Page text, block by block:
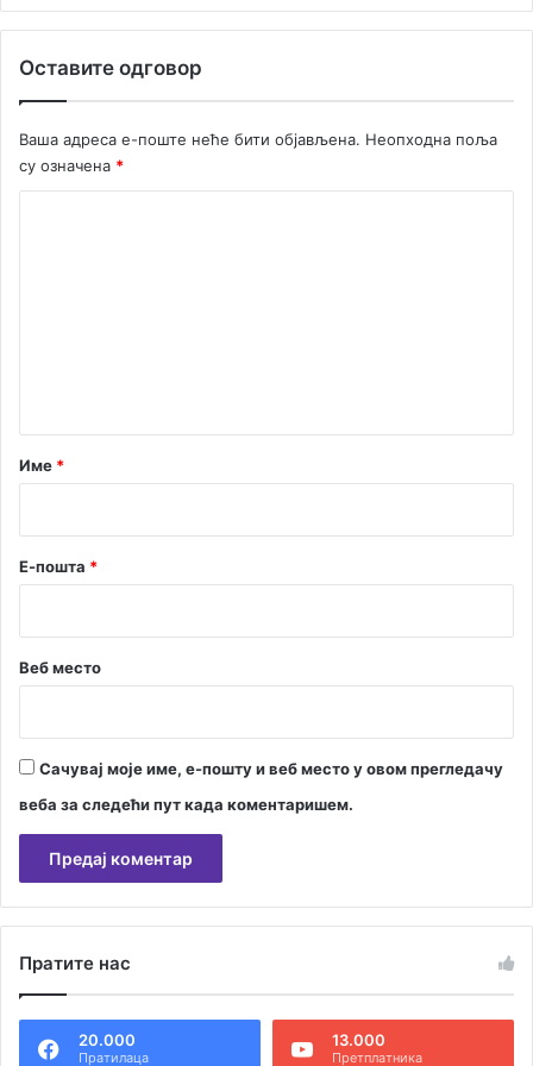
а
т
у
р
с
Оставите одговор
Ваша адреса е-поште неће бити објављена. Неопходна поља
су означена *
р
Име *
Е-пошта *
Веб место
Сачувај моје име, е-пошту и веб место у овом прегледачу
веба за следећи пут када коментаришем.
тПратите нас
20.000
Пратилаца
13.000
Претплатника